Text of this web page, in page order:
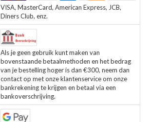
VISA, MasterCard, American Express, JCB,
Diners Club, enz.
Als je geen gebruik kunt maken van
bovenstaande betaalmethoden en het bedrag
van je bestelling hoger is dan €300, neem dan
contact op met onze klantenservice om onze
bankrekening te krijgen en betaal via een
bankoverschrijving.